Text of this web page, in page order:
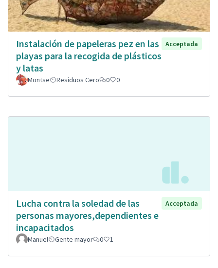
Instalación de papeleras pez en las
playas para la recogida de plásticos
y latas
Acceptada
Montse Residuos Cero 0 0
Lucha contra la soledad de las
personas mayores,dependientes e
incapacitados
Acceptada
Manuel Gente mayor 0 1